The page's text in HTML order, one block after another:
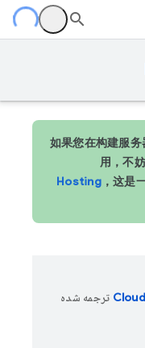
如果您在构建服
用，不
Hosting，这是
ترجمه شده